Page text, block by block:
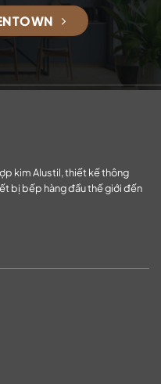
kim Alustil, thiết kế thông
bị bếp hàng đầu thế giới đến